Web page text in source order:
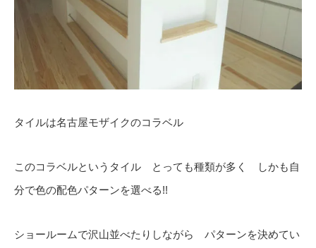
タイルは名古屋モザイクのコラベル
このコラベルというタイル とっても種類が多く しかも自
分で色の配色パターンを選べる!!
ショールームで沢山並べたりしながら パターンを決めてい